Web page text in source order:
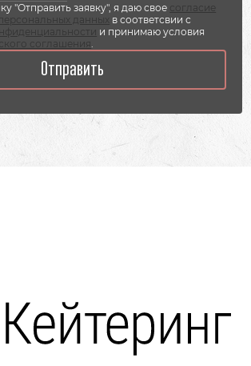
"Отправить заявку", я даю свое
согласие
данных
в соответсвии с
и принимаю условия
соглашения
Отправить